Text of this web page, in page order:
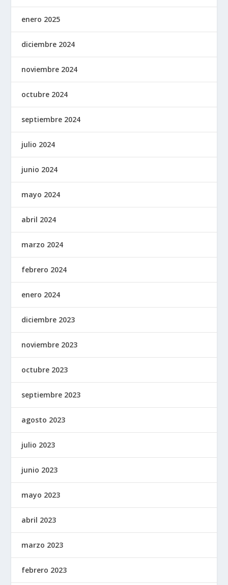
enero 2025
diciembre 2024
noviembre 2024
octubre 2024
septiembre 2024
julio 2024
junio 2024
mayo 2024
abril 2024
marzo 2024
febrero 2024
enero 2024
diciembre 2023
noviembre 2023
octubre 2023
septiembre 2023
agosto 2023
julio 2023
junio 2023
mayo 2023
abril 2023
marzo 2023
febrero 2023